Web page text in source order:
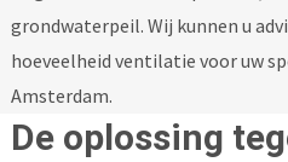
grondwaterpeil. Wij kunnen u
hoeveelheid ventilatie voor uw
Amsterdam.
De oplossing